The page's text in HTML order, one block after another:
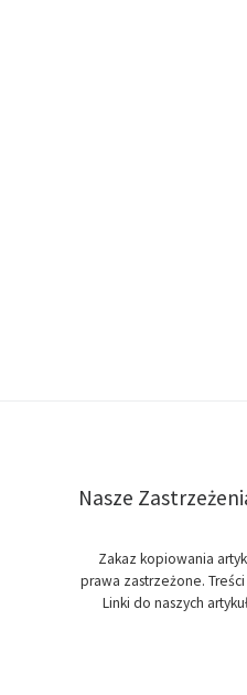
Nasze
Zakaz kopiowania
prawa zastrzeżone.
Linki do naszych